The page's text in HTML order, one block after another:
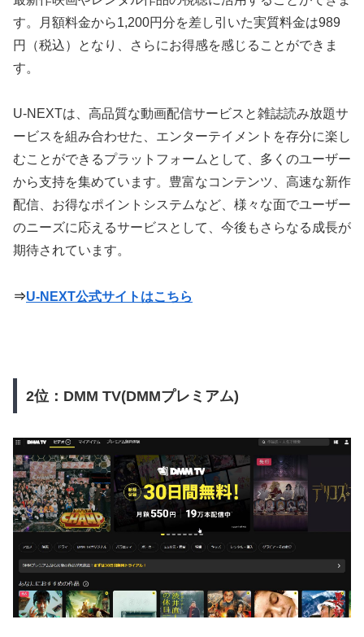
す。月額料金から1,200円分を差し引いた実質料金は989
円（税込）となり、さらにお得感を感じることができま
す。
U-NEXTは、高品質な動画配信サービスと雑誌読み放題サ
ービスを組み合わせた、エンターテイメントを存分に楽し
むことができるプラットフォームとして、多くのユーザー
から支持を集めています。豊富なコンテンツ、高速な新作
配信、お得なポイントシステムなど、様々な面でユーザー
のニーズに応えるサービスとして、今後もさらなる成長が
期待されています。
⇒U-NEXT公式サイトはこちら
2位：DMM TV(DMMプレミアム)